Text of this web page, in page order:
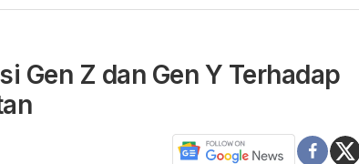
Gen Z dan Gen Y Terhadap